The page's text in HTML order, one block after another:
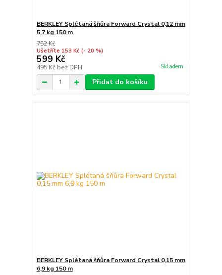
BERKLEY Splétaná šňůra Forward Crystal 0,12 mm
5,7 kg 150 m
752 Kč
Ušetříte 153 Kč (- 20 %)
599 Kč
495 Kč bez DPH Skladem
Přidat do košíku
BERKLEY Splétaná šňůra Forward Crystal 0,15 mm
6,9 kg 150 m